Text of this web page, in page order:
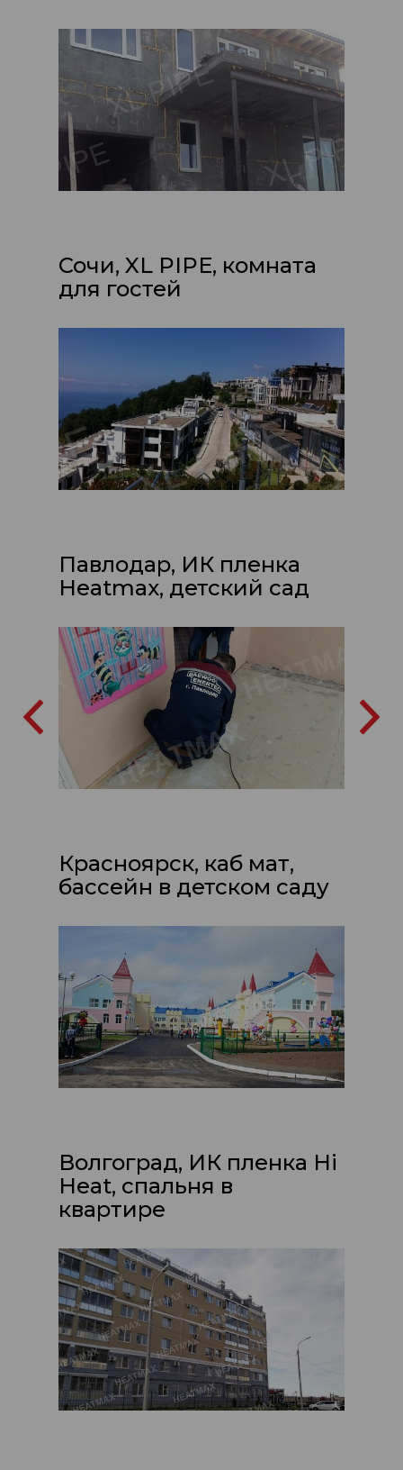
Сочи, XL PIPE, комната
для гостей
Павлодар, ИК пленка
Heatmax, детский сад
Красноярск, каб мат,
бассейн в детском саду
Волгоград, ИК пленка Hi
Heat, спальня в
квартире